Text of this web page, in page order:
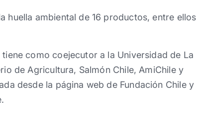
huella ambiental de 16 productos, entre ellos
como coejecutor a la Universidad de La
de Agricultura, Salmón Chile, AmiChile y
desde la página web de Fundación Chile y